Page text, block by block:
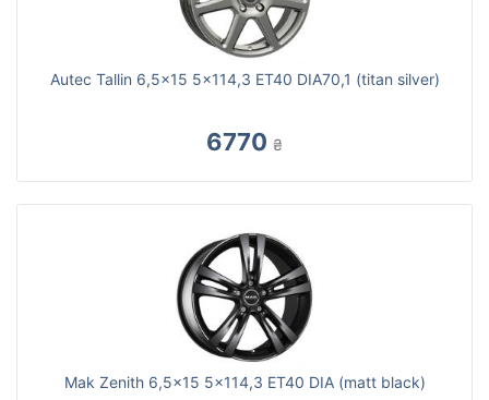
Autec Tallin 6,5x15 5x114,3 ET40 DIA70,1 (titan silver)
6770 ₴
Mak Zenith 6,5x15 5x114,3 ET40 DIA (matt black)